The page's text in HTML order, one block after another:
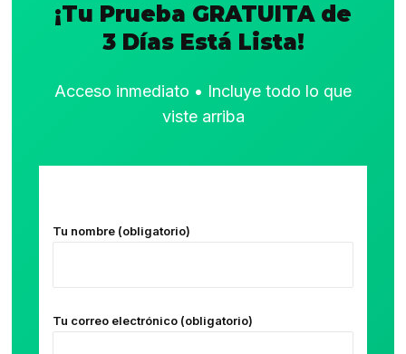
¡Tu Prueba GRATUITA de
3 Días Está Lista!
Acceso inmediato • Incluye todo lo que
viste arriba
Tu nombre (obligatorio)
Tu correo electrónico (obligatorio)